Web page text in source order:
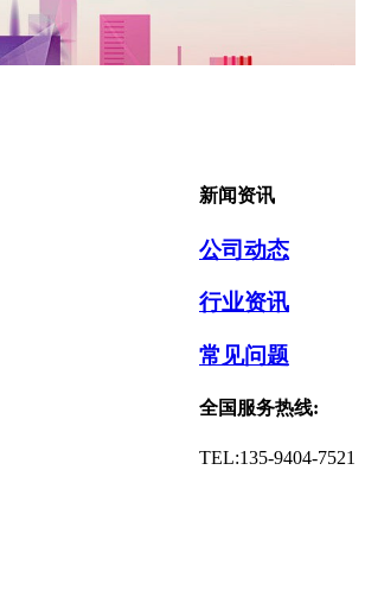
新闻资讯
公司动态
行业资讯
常见问题
全国服务热线:
TEL:135-9404-7521